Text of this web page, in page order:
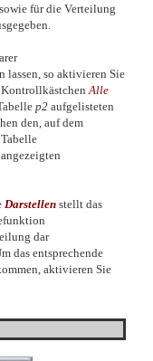
für die Verteilung
lassen, so aktivieren Sie
Alle
p2 aufgelisteten
den, auf dem
, angezeigten
Darstellen stellt das
dar
das entsprechende
aktivieren Sie